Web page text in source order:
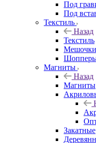
Под
Под
Текстиль
Назад
Текстиль
Магниты
Назад
Магниты
Закатные